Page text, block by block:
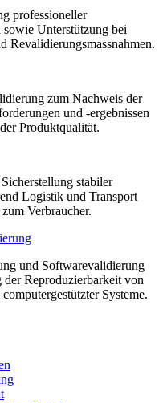
professioneller
Unterstützung bei
Revalidierungsmassnahmen.
zum Nachweis der
und -ergebnissen
Produktqualität.
stabiler
Logistik und Transport
Verbraucher.
und Softwarevalidierung
Reproduzierbarkeit von
Systeme.